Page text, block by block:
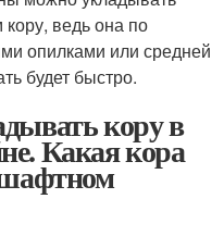
ведь она по
опилками или средней
будет быстро.
кору в
Какая кора